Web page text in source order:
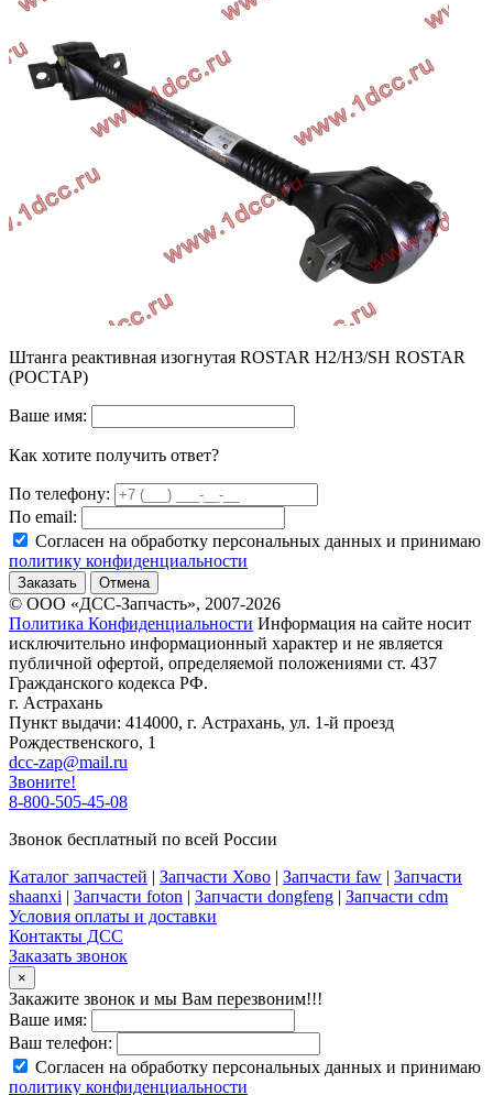
Штанга реактивная изогнутая ROSTAR H2/H3/SH ROSTAR
(РОСТАР)
Ваше имя:
Как хотите получить ответ?
По телефону:
По email:
Согласен на обработку персональных данных и принимаю
политику конфиденциальности
Заказать Отмена
© ООО «ДСС-Запчасть», 2007-2026
Политика Конфиденциальности Информация на сайте носит
исключительно информационный характер и не является
публичной офертой, определяемой положениями ст. 437
Гражданского кодекса РФ.
г. Астрахань
Пункт выдачи: 414000, г. Астрахань, ул. 1-й проезд
Рождественского, 1
dcc-zap@mail.ru
Звоните!
8-800-505-45-08
Звонок бесплатный по всей России
Каталог запчастей | Запчасти Хово | Запчасти faw | Запчасти
shaanxi | Запчасти foton | Запчасти dongfeng | Запчасти cdm
Условия оплаты и доставки
Контакты ДСС
Заказать звонок
×
Закажите звонок и мы Вам перезвоним!!!
Ваше имя:
Ваш телефон:
Согласен на обработку персональных данных и принимаю
политику конфиденциальности